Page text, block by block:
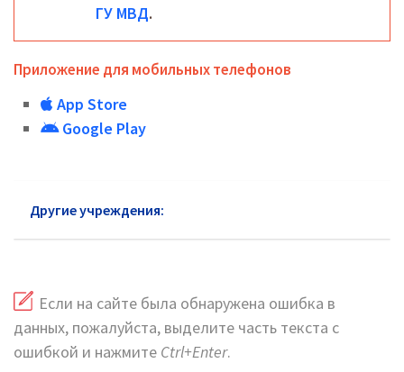
ГУ МВД.
Приложение для мобильных телефонов
App Store
Google Play
Другие учреждения:
Если на сайте была обнаружена ошибка в
данных, пожалуйста, выделите часть текста с
ошибкой и нажмите Ctrl+Enter.